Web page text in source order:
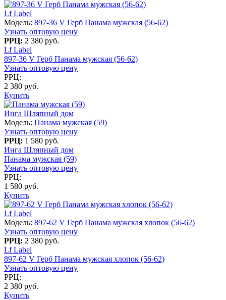
Lf Label
Модель: 897-36 V Герб Панама мужская (56-62)
Узнать оптовую цену
РРЦ: 2 380 руб.
Lf Label
897-36 V Герб Панама мужская (56-62)
Узнать оптовую цену
РРЦ:
2 380 руб.
Купить
Инга Шляпный дом
Модель: Панама мужская (59)
Узнать оптовую цену
РРЦ: 1 580 руб.
Инга Шляпный дом
Панама мужская (59)
Узнать оптовую цену
РРЦ:
1 580 руб.
Купить
Lf Label
Модель: 897-62 V Герб Панама мужская хлопок (56-62)
Узнать оптовую цену
РРЦ: 2 380 руб.
Lf Label
897-62 V Герб Панама мужская хлопок (56-62)
Узнать оптовую цену
РРЦ:
2 380 руб.
Купить